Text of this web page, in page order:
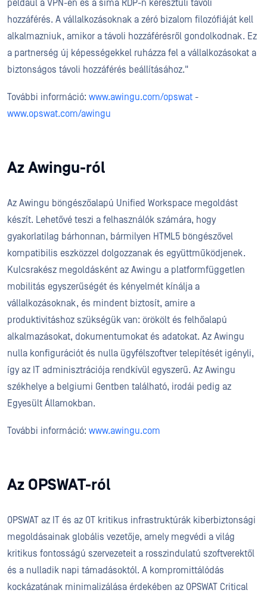
például a VPN-en és a sima RDP-n keresztüli távoli
hozzáférés. A vállalkozásoknak a zéró bizalom filozófiáját kell
alkalmazniuk, amikor a távoli hozzáférésről gondolkodnak. Ez
a partnerség új képességekkel ruházza fel a vállalkozásokat a
biztonságos távoli hozzáférés beállításához."
További információ: www.awingu.com/opswat -
www.opswat.com/awingu
Az Awingu-ról
Az Awingu böngészőalapú Unified Workspace megoldást
készít. Lehetővé teszi a felhasználók számára, hogy
gyakorlatilag bárhonnan, bármilyen HTML5 böngészővel
kompatibilis eszközzel dolgozzanak és együttműködjenek.
Kulcsrakész megoldásként az Awingu a platformfüggetlen
mobilitás egyszerűségét és kényelmét kínálja a
vállalkozásoknak, és mindent biztosít, amire a
produktivitáshoz szükségük van: örökölt és felhőalapú
alkalmazásokat, dokumentumokat és adatokat. Az Awingu
nulla konfigurációt és nulla ügyfélszoftver telepítését igényli,
így az IT adminisztrációja rendkívül egyszerű. Az Awingu
székhelye a belgiumi Gentben található, irodái pedig az
Egyesült Államokban.
További információ: www.awingu.com
Az OPSWAT-ról
OPSWAT az IT és az OT kritikus infrastruktúrák kiberbiztonsági
megoldásainak globális vezetője, amely megvédi a világ
kritikus fontosságú szervezeteit a rosszindulatú szoftverektől
és a nulladik napi támadásoktól. A kompromittálódás
kockázatának minimalizálása érdekében az OPSWAT Critical